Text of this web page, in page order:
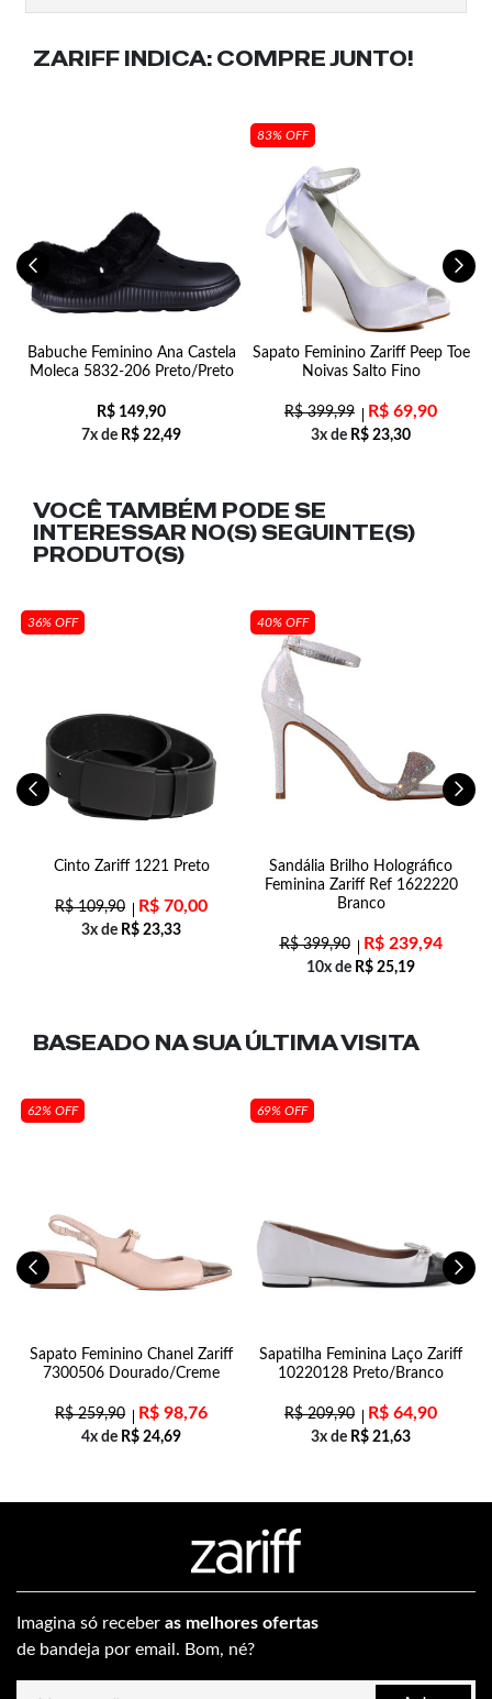
ZARIFF INDICA: COMPRE JUNTO!
Babuche Feminino Ana Castela
Moleca 5832-206 Preto/Preto
R$ 149,90
7x de R$ 22,49
83% OFF
Sapato Feminino Zariff Peep Toe
Noivas Salto Fino
R$399,99 R$ 69,90
3x de R$ 23,30
VOCÊ TAMBÉM PODE SE
INTERESSAR NO(S) SEGUINTE(S)
PRODUTO(S)
36% OFF
Cinto Zariff 1221 Preto
R$109,90 R$ 70,00
3x de R$ 23,33
40% OFF
Sandália Brilho Holográfico
Feminina Zariff Ref 1622220
Branco
R$399,90 R$239,94
10x de R$ 25,19
BASEADO NA SUAÚLTIMA VISITA
62% OFF
Sapato Feminino Chanel Zariff
7300506 Dourado/Creme
R$259,90 R$ 98,76
4x de R$ 24,69
69% OFF
Sapatilha Feminina Laço Zariff
10220128 Preto/Branco
R$209,90 R$ 64,90
3x de R$ 21,63
Imagina só receber as melhores ofertas
de bandeja por email. Bom, né?